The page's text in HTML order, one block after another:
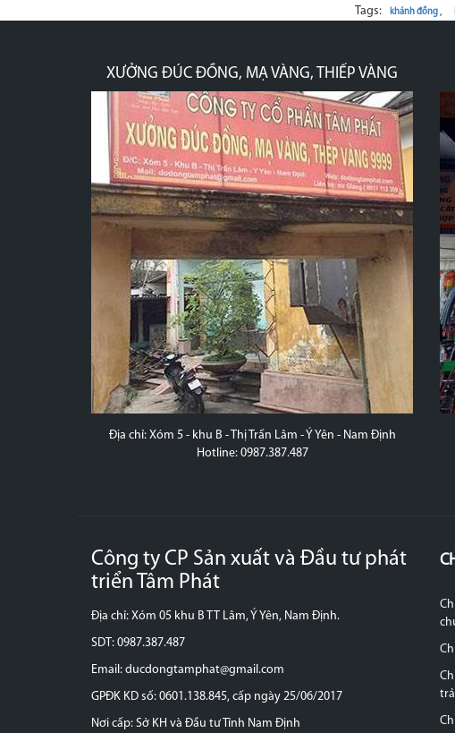
Tags: khánh đồng ,
XƯỞNG ĐÚC ĐỒNG, MẠ VÀNG, THIẾP VÀNG
Địa chỉ: Xóm 5 - khu B - Thị Trấn Lâm - Ý Yên - Nam Định
Hotline: 0987.387.487
Công ty CP Sản xuất và Đầu tư phát
triển Tâm Phát
Địa chỉ: Xóm 05 khu B TT Lâm, Ý Yên, Nam Định.
SDT: 0987.387.487
Email: ducdongtamphat@gmail.com
GPĐK KD số: 0601.138.845, cấp ngày 25/06/2017
Nơi cấp: Sở KH và Đầu tư Tỉnh Nam Định